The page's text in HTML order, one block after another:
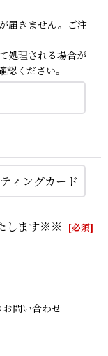
届きません。ご注
処理される場合が
ください。
します※※ [必須]
問い合わせ